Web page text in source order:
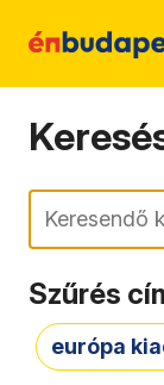
Keresés
Szűrés
európa